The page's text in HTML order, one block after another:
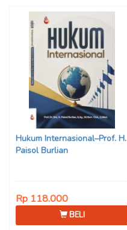
Hukum Internasional–Prof. H.
Paisol Burlian
Rp 118.000
BELI